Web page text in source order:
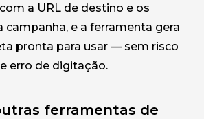
a URL de destino e os
campanha, e a ferramenta gera
pronta para usar — sem risco
erro de digitação.
ferramentas de